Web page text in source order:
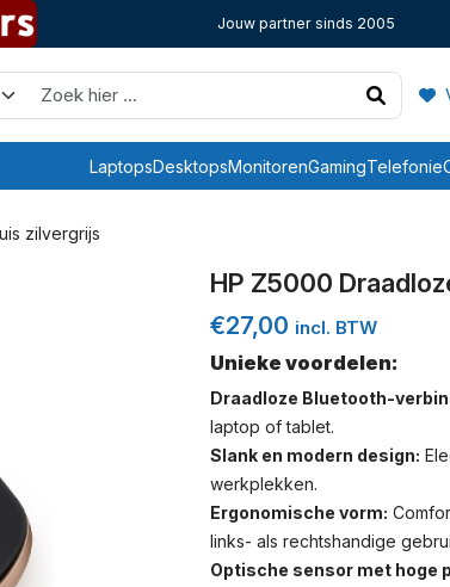
Jouw partner sinds 2005
LaptopsDesktopsMonitorenGamingTelefonie
zilvergrijs
HP Z5000
€27,00 incl. BTW
Unieke voordelen:
Draadloze Bluetooth-
laptop of tablet.
Slank en modern design:
werkplekken.
Ergonomische vorm:
links- als rechtshandige
Optische sensor met hoge